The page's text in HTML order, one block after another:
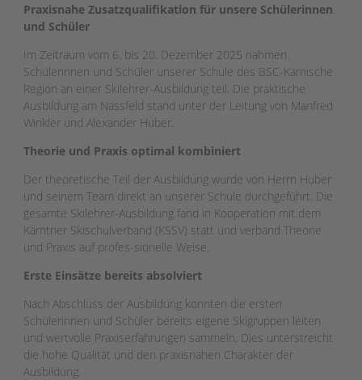
Praxisnahe Zusatzqualifikation für unsere Schülerinnen
und Schüler
Im Zeitraum vom 6. bis 20. Dezember 2025 nahmen
Schülerinnen und Schüler unserer Schule des BSC-Karnische
Region an einer Skilehrer-Ausbildung teil. Die praktische
Ausbildung am Nassfeld stand unter der Leitung von Manfred
Winkler und Alexander Huber.
Theorie und Praxis optimal kombiniert
Der theoretische Teil der Ausbildung wurde von Herrn Huber
und seinem Team direkt an unserer Schule durchgeführt. Die
gesamte Skilehrer-Ausbildung fand in Kooperation mit dem
Kärntner Skischulverband (KSSV) statt und verband Theorie
und Praxis auf profes-sionelle Weise.
Erste Einsätze bereits absolviert
Nach Abschluss der Ausbildung konnten die ersten
Schülerinnen und Schüler bereits eigene Skigruppen leiten
und wertvolle Praxiserfahrungen sammeln. Dies unterstreicht
die hohe Qualität und den praxisnahen Charakter der
Ausbildung.